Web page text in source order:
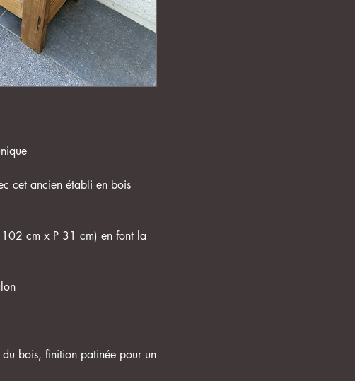
cet ancien établi en bois
cm x P 31 cm) en font la
bois, finition patinée pour un